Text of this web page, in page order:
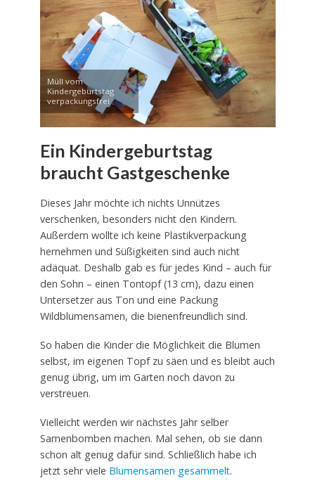
Müll vom
Kindergeburtstag
verpackungsfrei
Ein Kindergeburtstag
braucht Gastgeschenke
Dieses Jahr möchte ich nichts Unnützes
verschenken, besonders nicht den Kindern.
Außerdem wollte ich keine Plastikverpackung
hernehmen und Süßigkeiten sind auch nicht
adäquat. Deshalb gab es für jedes Kind – auch für
den Sohn – einen Tontopf (13 cm), dazu einen
Untersetzer aus Ton und eine Packung
Wildblumensamen, die bienenfreundlich sind.
So haben die Kinder die Möglichkeit die Blumen
selbst, im eigenen Topf zu säen und es bleibt auch
genug übrig, um im Garten noch davon zu
verstreuen.
Vielleicht werden wir nächstes Jahr selber
Samenbomben machen. Mal sehen, ob sie dann
schon alt genug dafür sind. Schließlich habe ich
jetzt sehr viele Blumensamen gesammelt.